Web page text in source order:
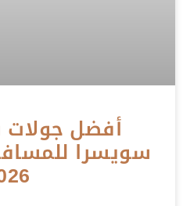
أفضل
سويسرا